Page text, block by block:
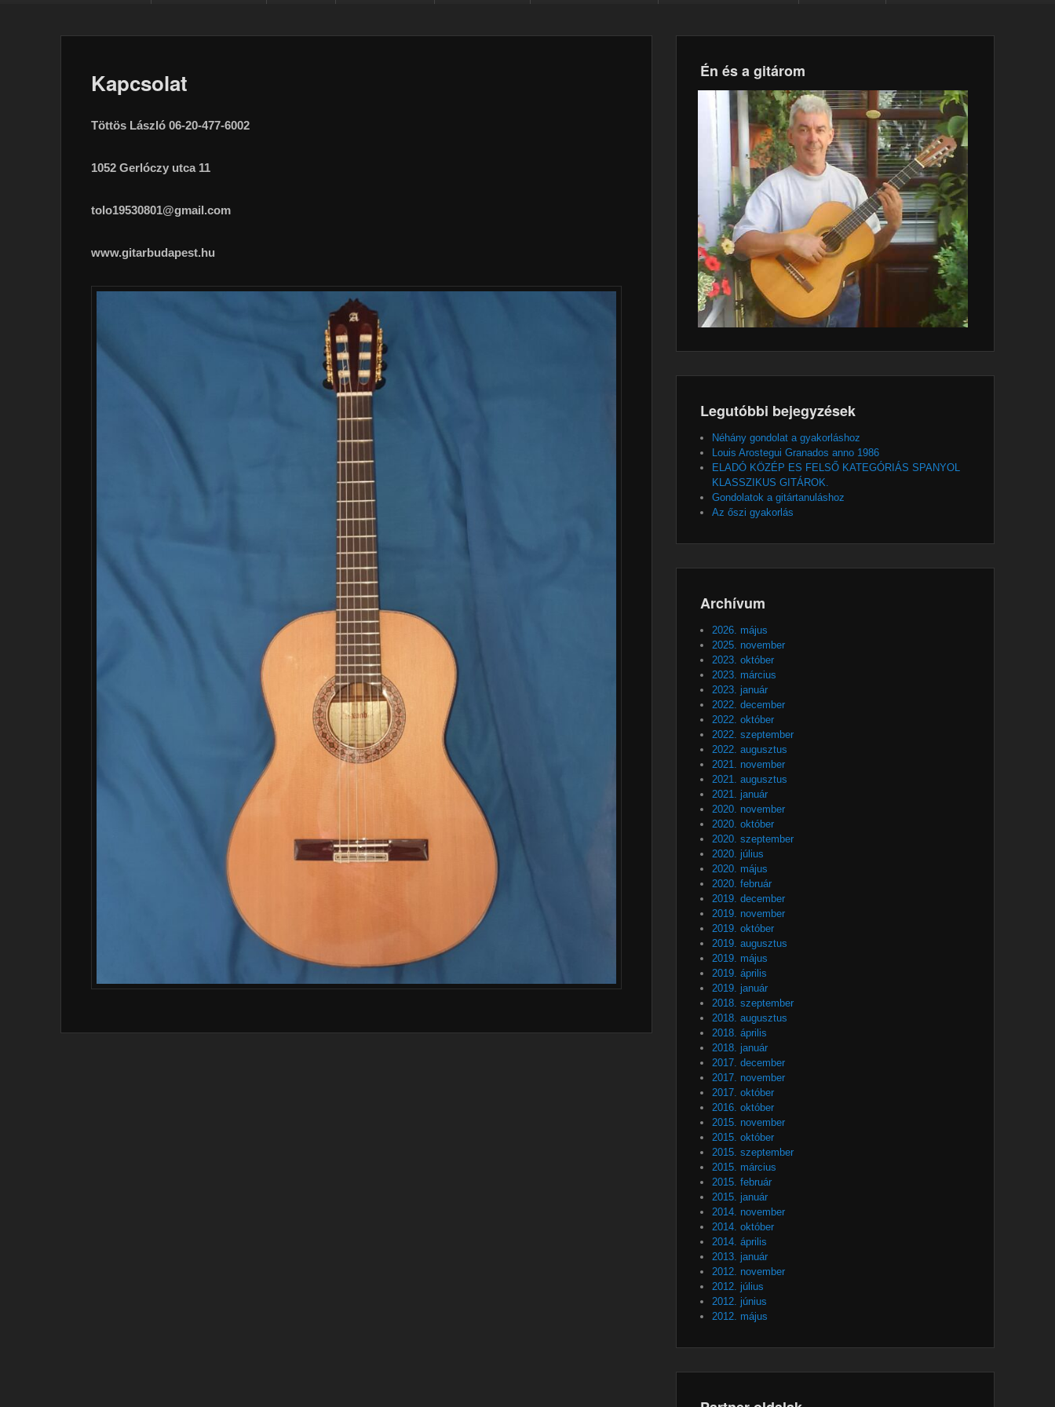
Kapcsolat
Töttös László 06-20-477-6002
1052 Gerlóczy utca 11
tolo19530801@gmail.com
www.gitarbudapest.hu
Én és a gitárom
Legutóbbi bejegyzések
Néhány gondolat a gyakorláshoz
Louis Arostegui Granados anno 1986
ELADÓ KÖZÉP ES FELSŐ KATEGÓRIÁS SPANYOL
KLASSZIKUS GITÁROK.
Gondolatok a gitártanuláshoz
Az őszi gyakorlás
Archívum
2026. május
2025. november
2023. október
2023. március
2023. január
2022. december
2022. október
2022. szeptember
2022. augusztus
2021. november
2021. augusztus
2021. január
2020. november
2020. október
2020. szeptember
2020. július
2020. május
2020. február
2019. december
2019. november
2019. október
2019. augusztus
2019. május
2019. április
2019. január
2018. szeptember
2018. augusztus
2018. április
2018. január
2017. december
2017. november
2017. október
2016. október
2015. november
2015. október
2015. szeptember
2015. március
2015. február
2015. január
2014. november
2014. október
2014. április
2013. január
2012. november
2012. július
2012. június
2012. május